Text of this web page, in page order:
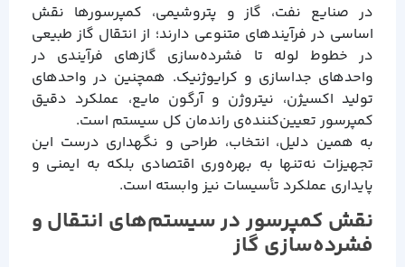
در صنایع نفت، گاز و پتروشیمی، کمپرسورها نقش
اساسی در فرآیندهای متنوعی دارند؛ از انتقال گاز طبیعی
در خطوط لوله تا فشرده‌سازی گازهای فرآیندی در
واحدهای جداسازی و کرایوژنیک. همچنین در واحدهای
تولید اکسیژن، نیتروژن و آرگون مایع، عملکرد دقیق
کمپرسور تعیین‌کننده‌ی راندمان کل سیستم است.
به همین دلیل، انتخاب، طراحی و نگهداری درست این
تجهیزات نه‌تنها به بهره‌وری اقتصادی بلکه به ایمنی و
پایداری عملکرد تأسیسات نیز وابسته است.
نقش کمپرسور در سیستم‌های انتقال و
فشرده‌سازی گاز